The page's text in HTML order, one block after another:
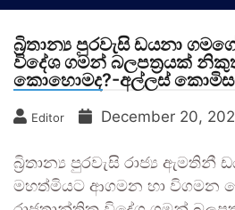
බ්‍රිතාන්‍ය පුරවැසි ඩයනා
විදේශ ගමන් බලපත්‍රයක්
කොහොමද?-අල්ලස්
Editor December 20,
බ්‍රිතාන්‍ය පුරවැසි රාජ්‍ය ඇමතිනී
මහත්මියට ආගමන හා විගමන